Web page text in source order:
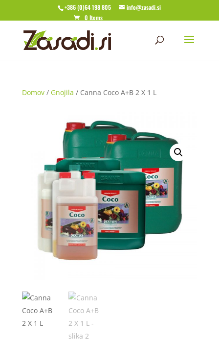
+386 (0)64 198 805
info@zasadi.si
0 Items
Domov/ Gnojila / Canna Coco A+B 2 X 1 L